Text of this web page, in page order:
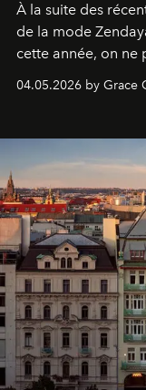
À la suite des
de la mode
cette année, on ne
sera présent.
04.05.2026 by Grace